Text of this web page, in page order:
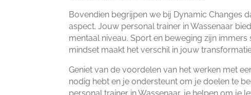
Bovendien begrijpen we bij Dynamic Changes
aspect.​ Jouw personal trainer in Wassenaar
mentaal niveau.​ Sport en beweging zijn immers
mindset maakt het verschil in jouw
Geniet van de voordelen van het werken met
nodig hebt en je ondersteunt om je doelen te